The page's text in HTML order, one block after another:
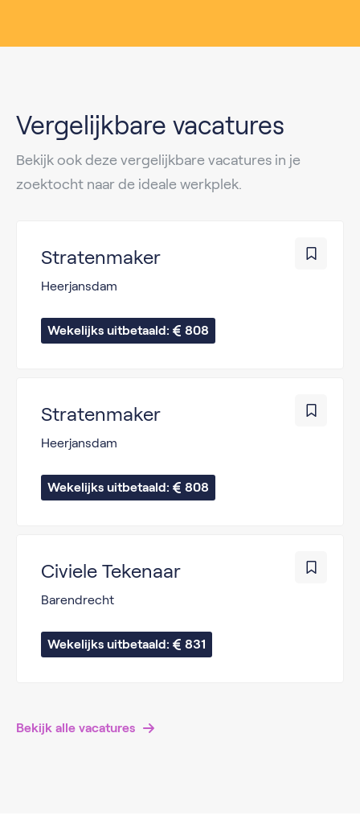
Vergelijkbare vacatures
Bekijk ook deze vergelijkbare vacatures in je
zoektocht naar de ideale werkplek.
Stratenmaker
Heerjansdam
Wekelijks uitbetaald: 808
Stratenmaker
Heerjansdam
Wekelijks uitbetaald: 808
Civiele Tekenaar
Barendrecht
Wekelijks uitbetaald: 831
Bekijk alle vacatures